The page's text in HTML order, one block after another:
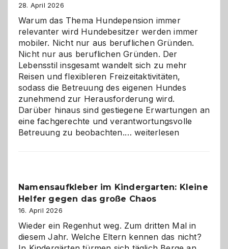
28. April 2026
Warum das Thema Hundepension immer
relevanter wird Hundebesitzer werden immer
mobiler. Nicht nur aus beruflichen Gründen.
Nicht nur aus beruflichen Gründen. Der
Lebensstil insgesamt wandelt sich zu mehr
Reisen und flexibleren Freizeitaktivitäten,
sodass die Betreuung des eigenen Hundes
zunehmend zur Herausforderung wird.
Darüber hinaus sind gestiegene Erwartungen an
eine fachgerechte und verantwortungsvolle
Betreuung zu beobachten.…Betreuung
ist
eine
Wahl?
weiterlesen
Namensaufkleber im Kindergarten: Kleine
Helfer gegen das große Chaos
16. April 2026
Wieder ein Regenhut weg. Zum dritten Mal in
diesem Jahr. Welche Eltern kennen das nicht?